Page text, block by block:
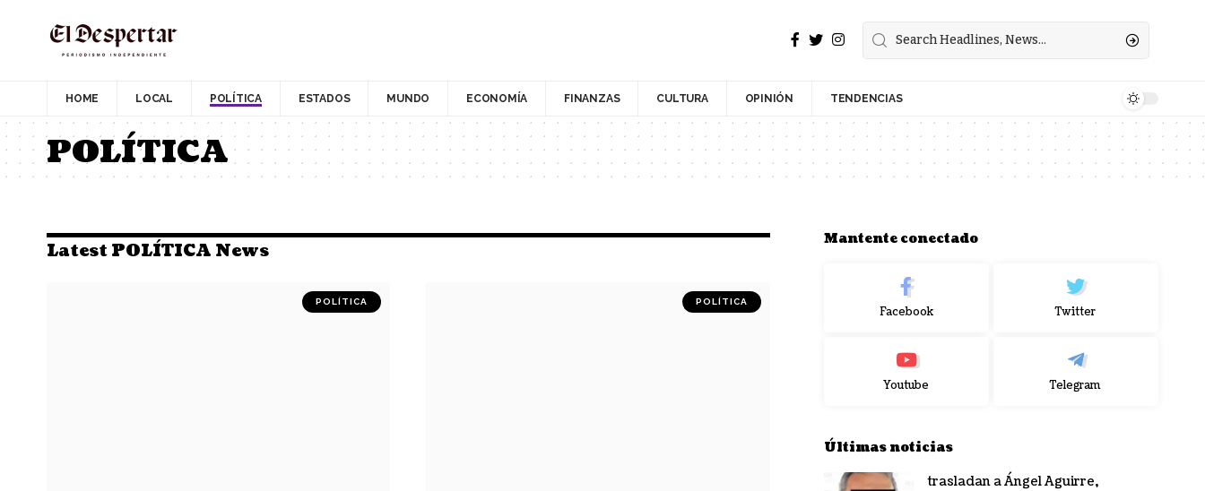
HOME LOCAL POLÍTICA ESTADOS MUNDO ECONOMÍA FINANZAS CULTURA OPINIÓN TENDENCIAS
POLÍTICA
Latest POLÍTICA News
POLÍTICA POLÍTICA
Mantente conectado
Facebook Twitter
Youtube Telegram
Últimas noticias
trasladan a Ángel Aguirre,